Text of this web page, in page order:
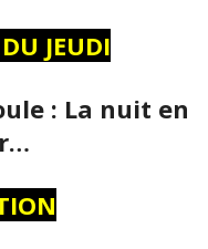
JEUDI
: La nuit en